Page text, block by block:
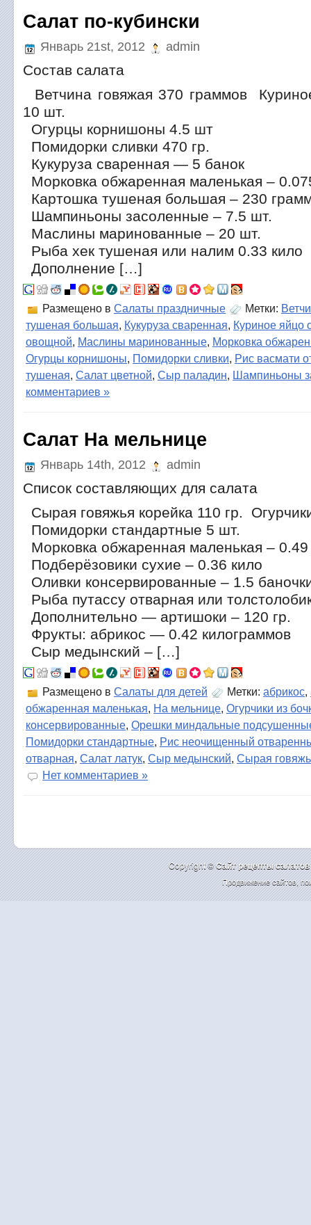
Салат по-кубински
Январь 21st, 2012 admin
Состав салата
Ветчина говяжая 370 граммов
10 шт.
Огурцы корнишоны 4.5 шт
Помидорки сливки 470 гр.
Кукуруза сваренная — 5 банок
Морковка обжаренная маленькая –
Картошка тушеная большая – 230
Шампиньоны засоленные – 7.5 шт.
Маслины маринованные – 20 шт.
Рыба хек тушеная или налим 0.33 кило
Дополнение […]
Размещено в Салаты праздничные Метки:
тушеная большая, Кукуруза сваренная, Куриное яйцо
овощной, Маслины маринованные, Морковка
Огурцы корнишоны, Помидорки сливки, Рис васмати
тушеная, Салат цветной, Сыр паладин, Шампиньоны
комментариев »
Салат На мельнице
Январь 14th, 2012 admin
Список составляющих для салата
Сырая говяжья корейка 110 гр.
Помидорки стандартные 5 шт.
Морковка обжаренная маленькая – 0.49
Подберёзовики сухие – 0.36 кило
Оливки консервированные – 1.5
Рыба путассу отварная или
Дополнительно — артишоки – 120 гр.
Фрукты: абрикос — 0.42 килограммов
Сыр медынский – […]
Размещено в Салаты для детей Метки: абрикос,
обжаренная маленькая, На мельнице, Огурчики из
консервированные, Орешки миндальные
Помидорки стандартные, Рис неочищенный
отварная, Салат латук, Сыр медынский, Сырая
Нет комментариев »
Copyright ©Cайт рецепты салатов
Продвижение сайтов,